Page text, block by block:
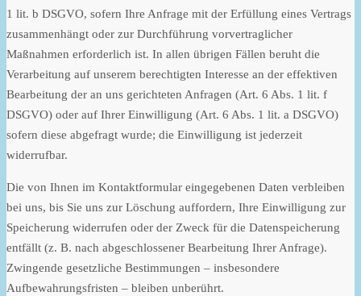
1 lit. b DSGVO, sofern Ihre Anfrage mit der Erfüllung eines Vertrags
zusammenhängt oder zur Durchführung vorvertraglicher
Maßnahmen erforderlich ist. In allen übrigen Fällen beruht die
Verarbeitung auf unserem berechtigten Interesse an der effektiven
Bearbeitung der an uns gerichteten Anfragen (Art. 6 Abs. 1 lit. f
DSGVO) oder auf Ihrer Einwilligung (Art. 6 Abs. 1 lit. a DSGVO)
sofern diese abgefragt wurde; die Einwilligung ist jederzeit
widerrufbar.
Die von Ihnen im Kontaktformular eingegebenen Daten verbleiben
bei uns, bis Sie uns zur Löschung auffordern, Ihre Einwilligung zur
Speicherung widerrufen oder der Zweck für die Datenspeicherung
entfällt (z. B. nach abgeschlossener Bearbeitung Ihrer Anfrage).
Zwingende gesetzliche Bestimmungen – insbesondere
Aufbewahrungsfristen – bleiben unberührt.